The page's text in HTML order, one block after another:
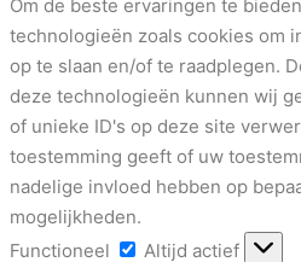
Om de beste ervaringen te
technologieën zoals cookies om
op te slaan en/of te raadplegen.
deze technologieën kunnen wij
of unieke ID's op deze site
toestemming geeft of uw
nadelige invloed hebben op
mogelijkheden.
Functioneel
Functioneel
Altijd actief